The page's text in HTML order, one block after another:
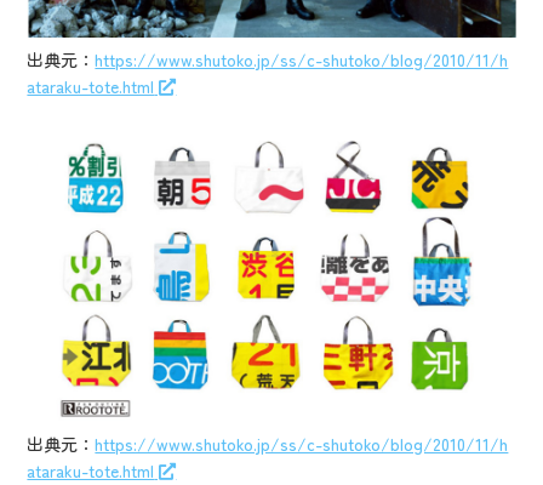
出典元：https://www.shutoko.jp/ss/c-shutoko/blog/2010/11/h
ataraku-tote.html
出典元：https://www.shutoko.jp/ss/c-shutoko/blog/2010/11/h
ataraku-tote.html